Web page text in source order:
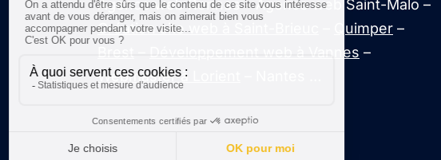
Agence web Rennes – Agence web Saint-Malo –
Création site web à Saint-Brieuc
Quimper –
Développement web à Vannes –
Webmaster à Lorient